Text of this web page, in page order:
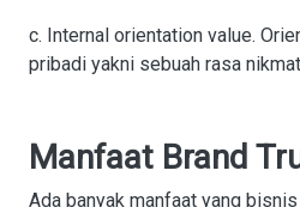
c. Internal orientation value.
pribadi yakni sebuah rasa
Manfaat Brand
Ada banyak manfaat yang